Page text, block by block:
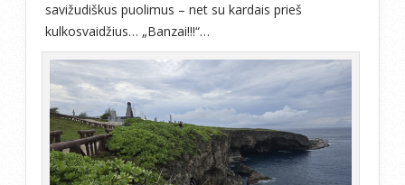
savižudiškus puolimus – net su kardais prieš
kulkosvaidžius… „Banzai!!!“…